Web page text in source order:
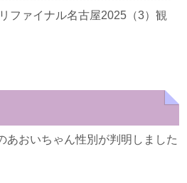
ファイナル名古屋2025（3）観
あおいちゃん性別が判明しました